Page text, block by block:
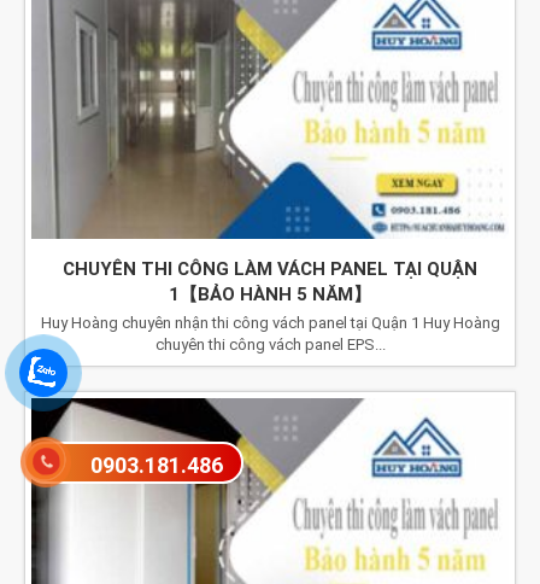
CHUYÊN THI CÔNG LÀM VÁCH PANEL TẠI QUẬN
1【BẢO HÀNH 5 NĂM】
Huy Hoàng chuyên nhận thi công vách panel tại Quận 1 Huy Hoàng
chuyên thi công vách panel EPS...
0903.181.486